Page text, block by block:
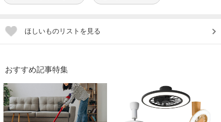
ほしいものリストを見る
おすすめ記事特集